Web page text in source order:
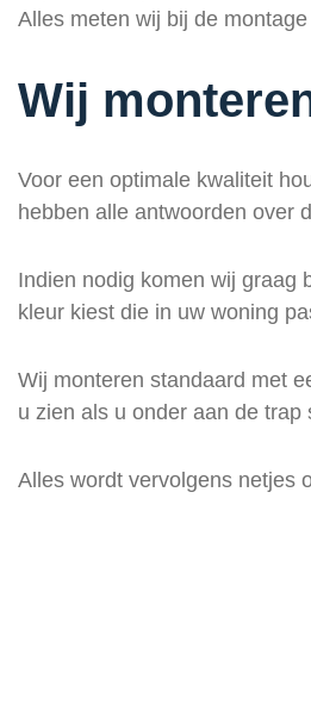
Alles meten wij bij de
Wij
Voor een optimale kwaliteit
hebben alle antwoorden over
Indien nodig komen wij graag
kleur kiest die in uw woning
Wij monteren standaard met
u zien als u onder aan de
Alles wordt vervolgens netjes